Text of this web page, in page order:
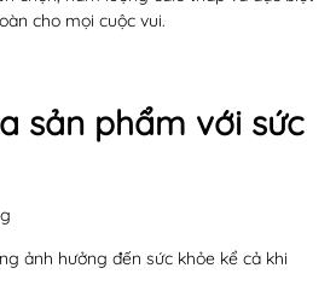
cho mọi cuộc vui.
sản phẩm với sức
ảnh hưởng đến sức khỏe kể cả khi